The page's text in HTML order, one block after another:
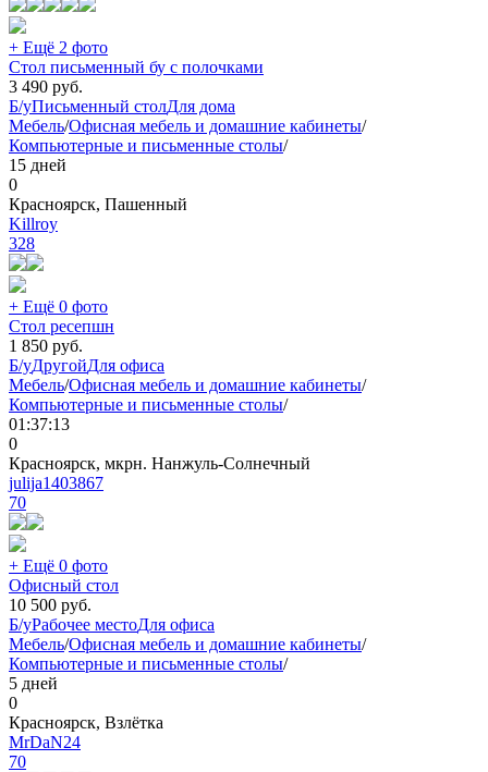
+ Ещё 2 фото
Стол письменный бу с полочками
3 490 руб.
Б/уПисьменный столДля дома
Мебель/Офисная мебель и домашние кабинеты/
Компьютерные и письменные столы/
15 дней
0
Красноярск, Пашенный
Killroy
328
+ Ещё 0 фото
Стол ресепшн
1 850 руб.
Б/уДругойДля офиса
Мебель/Офисная мебель и домашние кабинеты/
Компьютерные и письменные столы/
01:37:13
0
Красноярск, мкрн. Нанжуль-Солнечный
julija1403867
70
+ Ещё 0 фото
Офисный стол
10 500 руб.
Б/уРабочее местоДля офиса
Мебель/Офисная мебель и домашние кабинеты/
Компьютерные и письменные столы/
5 дней
0
Красноярск, Взлётка
MrDaN24
70